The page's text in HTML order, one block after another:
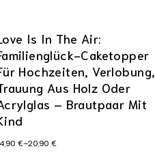
Is In The Air:
Caketopper
Hochzeiten, Verlobung,
Aus Holz Oder
– Brautpaar Mit
€–20,90 €